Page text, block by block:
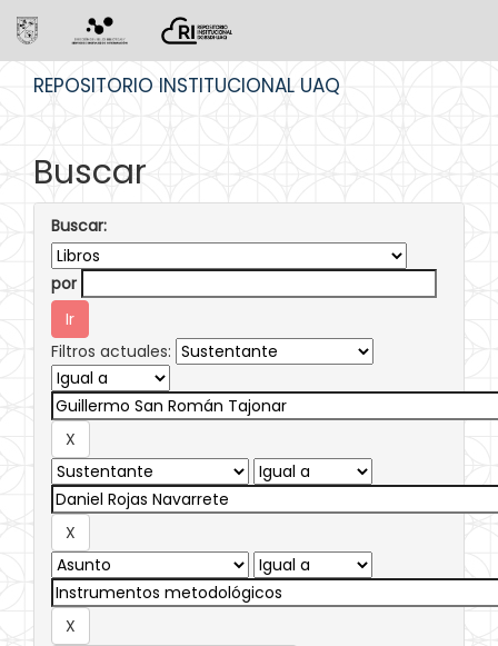
REPOSITORIO INSTITUCIONAL UAQ
Buscar
Buscar:
por
Filtros actuales: